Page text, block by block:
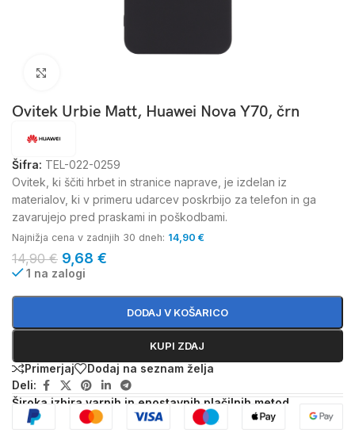
Ovitek Urbie Matt, Huawei Nova Y70, črn
Šifra: TEL-022-0259
Ovitek, ki ščiti hrbet in stranice naprave, je izdelan iz
materialov, ki v primeru udarcev poskrbijo za telefon in ga
zavarujejo pred praskami in poškodbami.
Najnižja cena v zadnjih 30 dneh: 14,90 €
14,90€ 9,68 €
1 na zalogi
DODAJ V KOŠARICO
KUPI ZDAJ
Primerjaj
Dodaj na seznam želja
Deli:
Široka izbira varnih in enostavnih plačilnih metod